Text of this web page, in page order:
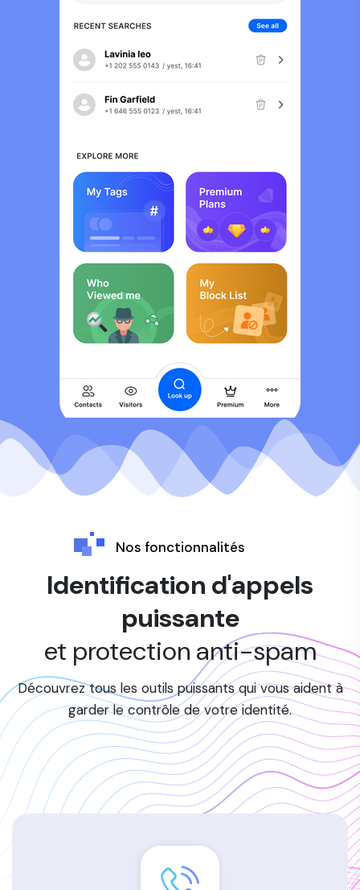
Nos fonctionnalités
Identification d'appels
puissante
et protection anti-spam
Découvrez tous les outils puissants qui vous aident à
garder le contrôle de votre identité.